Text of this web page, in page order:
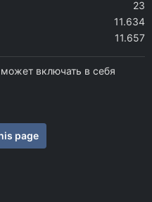
23
11.634
11.657
включать в себя
page